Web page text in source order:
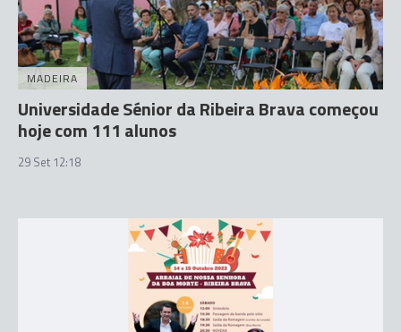
MADEIRA
Universidade Sénior da Ribeira Brava começou
hoje com 111 alunos
29 Set 12:18